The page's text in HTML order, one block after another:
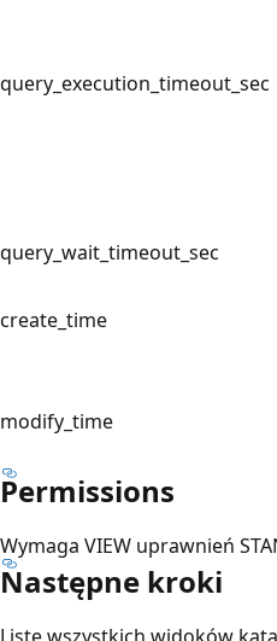
query_execution_timeout_sec
query_wait_timeout_sec
create_time
modify_time
Permissions
Wymaga VIEW uprawnień
Następne kroki
Listę wszystkich widoków